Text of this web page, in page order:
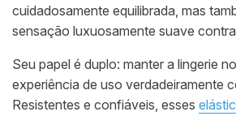
cuidadosamente equilibrada, mas
sensação luxuosamente suave
Seu papel é duplo: manter a lingerie
experiência de uso verdadeiramente
Resistentes e confiáveis, esses